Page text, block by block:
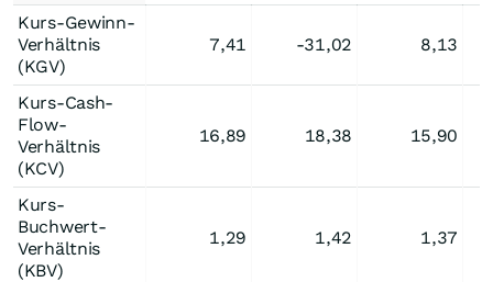
Kurs-Gewinn-
Verhältnis
(KGV)
7,41 -31,02 8,13
Kurs-Cash-
Flow-
Verhältnis
(KCV)
16,89 18,38 15,90
Kurs-
Buchwert-
Verhältnis
(KBV)
1,29 1,42 1,37